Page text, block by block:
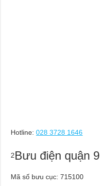
Hotline: 028 3728 1646
2Bưu điện quận
Mã số bưu cục: 715100